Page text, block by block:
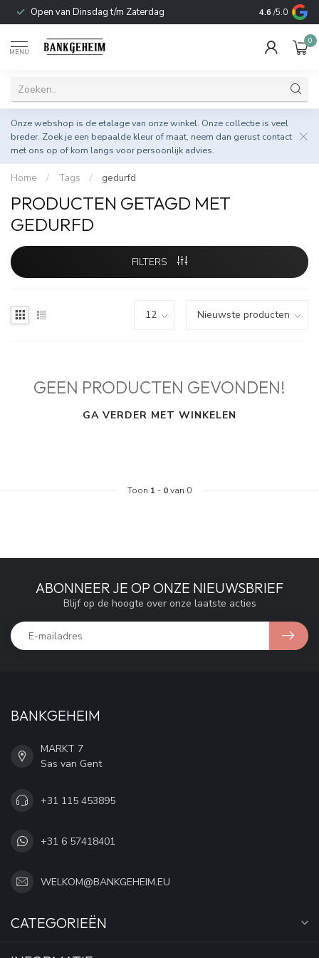
Open van Dinsdag t/m Zaterdag Duurzame &
4.6 /5.0
MENU
0
Onze webshop is de etalage van onze winkel. Onze collectie is veel
breder. Zoek je een bepaalde kleur of maat, neem dan gerust contact
met ons op of kom langs voor persoonlijk advies.
Home / Tags / gedurfd
PRODUCTEN GETAGD MET
GEDURFD
FILTERS
GEEN PRODUCTEN GEVONDEN!
GA VERDER MET WINKELEN
Toon 1 - 0van 0
ABONNEER JE OP ONZE NIEUWSBRIEF
Blijf op de hoogte over onze laatste acties
BANKGEHEIM
MARKT 7
Sas van Gent
+31 115 453895
+31 6 57418401
WELKOM@BANKGEHEIM.EU
CATEGORIEËN